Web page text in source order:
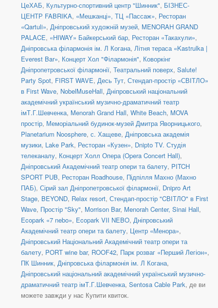
ЦеХАБ, Культурно-спортивний центр "Шинник", БІЗНЕС-
ЦЕНТР FABRIKA, «Мешканці», ТЦ «Пассаж», Ресторан
«Qartuli», Дніпровський художній музей, MENORAH GRAND
PALACE, «HIWAY» Байкерський бар, Ресторан «Такахули»,
Дніпровська філармонія ім. Л Когана, Літня тераса «Kastrulka |
Everest Bar», Концерт Хол "Філармонія", Коворкінг
Дніпропетровської філармонії, Театральний поверх, Salute!
Party Spot, FIRST WAVE, Десь Тут, Стендап-простір «СВІТЛО»
в First Wave, NobelMuseHall, Дніпровський національний
академічний український музично-драматичний театр
імТ.Г.Шевченка, Menorah Grand Hall, White Beach, MOVA
простір, Меморіальний будинок-музей Дмитра Яворницького,
Planetarium Noosphere, с. Хащеве, Дніпровська академія
музики, Lake Park, Ресторан «Кузен», Dnipto TV. Студія
телеканалу, Концерт Холл Опера (Opera Concert Hall),
Дніпровський Академічний театр опери та балету, PITCH
SPORT PUB, Ресторан Roadhouse, Підпілля Махно (Махно
ПАБ), Сірий зал Дніпропетровської філармонії, Dnipro Art
Stage, BEYOND, Relax resort, Стендап-простір "CВІТЛО" в First
Wave, Простір "Sky", Morrison Bar, Menorah Center, Sinai Hall,
Ecopark «7 nebo», Ecopark VII NEBO, Дніпровський
Академічний театр опери та балету, Центр «Менора»,
Дніпровський Національний Академічний театр опери та
балету, PORT wine bar, ROOF42, Парк розваг «Перший Легіон»,
ПК Шинник, Дніпровська філармонія ім. Л Когана,
Дніпровський національний академічний український музично-
драматичний театр імТ.Г.Шевченка, Sentosa Cable Park, де ви
можете завжди у нас Купити квиток.